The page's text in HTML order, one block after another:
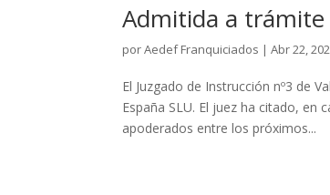
Admitida a
porAedef Franquiciados |Abr 22,
El Juzgado de Instrucción nº3 de
España SLU. El juez ha citado, en
apoderados entre los próximos...